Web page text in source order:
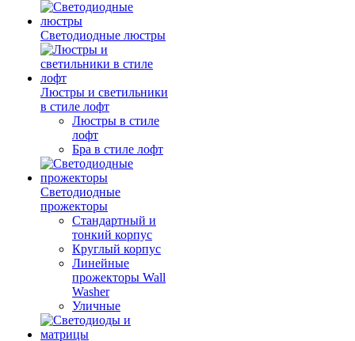
Светодиодные люстры
Люстры и светильники
в стиле лофт
Люстры в стиле
лофт
Бра в стиле лофт
Светодиодные
прожекторы
Стандартный и
тонкий корпус
Круглый корпус
Линейные
прожекторы Wall
Washer
Уличные